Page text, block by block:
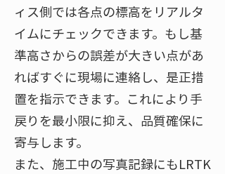
ィス側では各点の標高をリアルタ
イムにチェックできます。もし基
準高さからの誤差が大きい点があ
ればすぐに現場に連絡し、是正措
置を指示できます。これにより手
戻りを最小限に抑え、品質確保に
寄与します。
また、施工中の写真記録にもLRTK